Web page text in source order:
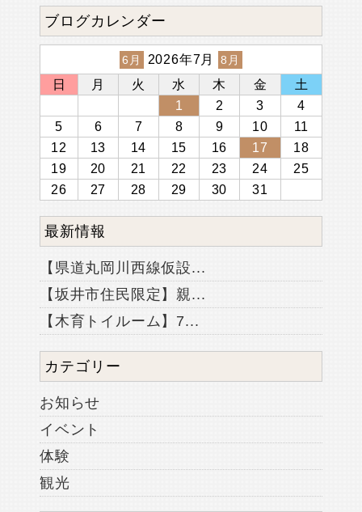
ブログカレンダー
6月 2026年7月 8月
日 月 火 水 木 金
土
1
2 3
4
5
6 7 8 9 10
11
12
13 14 15 16 17
18
19
20 21 22 23 24
25
26
27 28 29 30 31
最新情報
【県道丸岡川西線仮設...
【坂井市住民限定】親...
【木育トイルーム】7...
カテゴリー
お知らせ
イベント
体験
観光